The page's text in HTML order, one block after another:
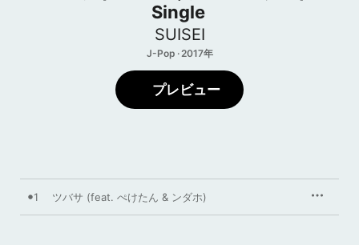
Single
SUISEI
J-Pop · 2017年
プレビュー
1 ツバサ (feat. ぺけたん & ンダホ)